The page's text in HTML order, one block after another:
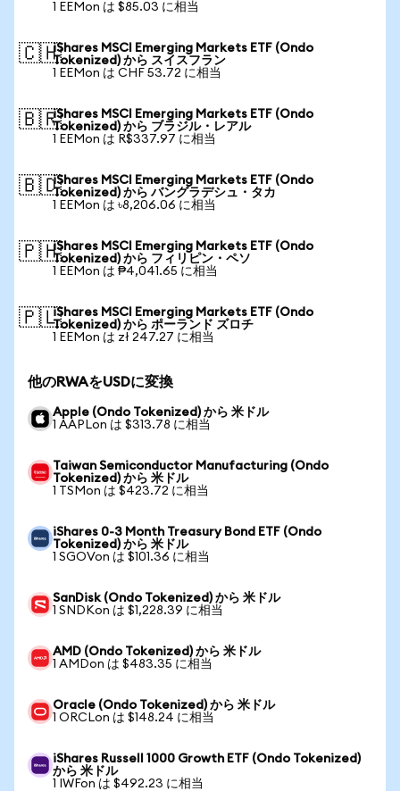
1 EEMon は $85.03 に相当
🇨🇭iShares MSCI Emerging Markets ETF (Ondo
Tokenized) から スイスフラン
1 EEMon は CHF 53.72 に相当
🇧🇷iShares MSCI Emerging Markets ETF (Ondo
Tokenized) から ブラジル・レアル
1 EEMon は R$337.97 に相当
🇧🇩iShares MSCI Emerging Markets ETF (Ondo
Tokenized) から バングラデシュ・タカ
1 EEMon は ৳8,206.06 に相当
🇵🇭iShares MSCI Emerging Markets ETF (Ondo
Tokenized) から フィリピン・ペソ
1 EEMon は ₱4,041.65 に相当
🇵🇱iShares MSCI Emerging Markets ETF (Ondo
Tokenized) から ポーランド ズロチ
1 EEMon は zł 247.27 に相当
他のRWAをUSDに変換
Apple (Ondo Tokenized) から 米ドル
1 AAPLon は $313.78 に相当
Taiwan Semiconductor Manufacturing (Ondo
Tokenized) から 米ドル
1 TSMon は $423.72 に相当
iShares 0-3 Month Treasury Bond ETF (Ondo
Tokenized) から 米ドル
1 SGOVon は $101.36 に相当
SanDisk (Ondo Tokenized) から 米ドル
1 SNDKon は $1,228.39 に相当
AMD (Ondo Tokenized) から 米ドル
1 AMDon は $483.35 に相当
Oracle (Ondo Tokenized) から 米ドル
1 ORCLon は $148.24 に相当
iShares Russell 1000 Growth ETF (Ondo Tokenized)
から 米ドル
1 IWFon は $492.23 に相当